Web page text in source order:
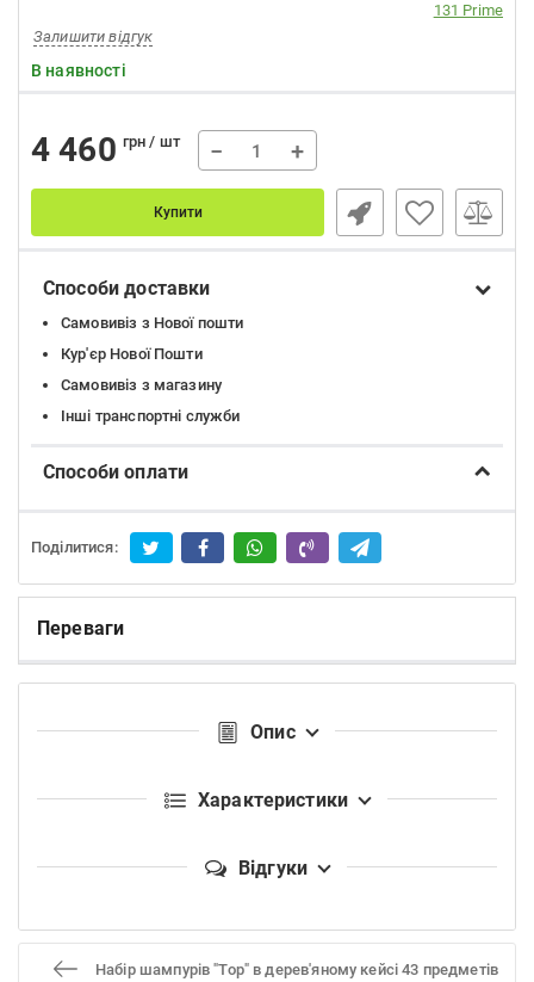
131 Prime
Залишити відгук
В наявності
4 460 грн / шт − +
Купити
Способи доставки
Самовивіз з Нової пошти
Кур'єр Нової Пошти
Самовивіз з магазину
Інші транспортні служби
Способи оплати
Поділитися:
Переваги
Опис
Характеристики
Відгуки
Набір шампурів "Тор" в дерев'яному кейсі 43 предметів